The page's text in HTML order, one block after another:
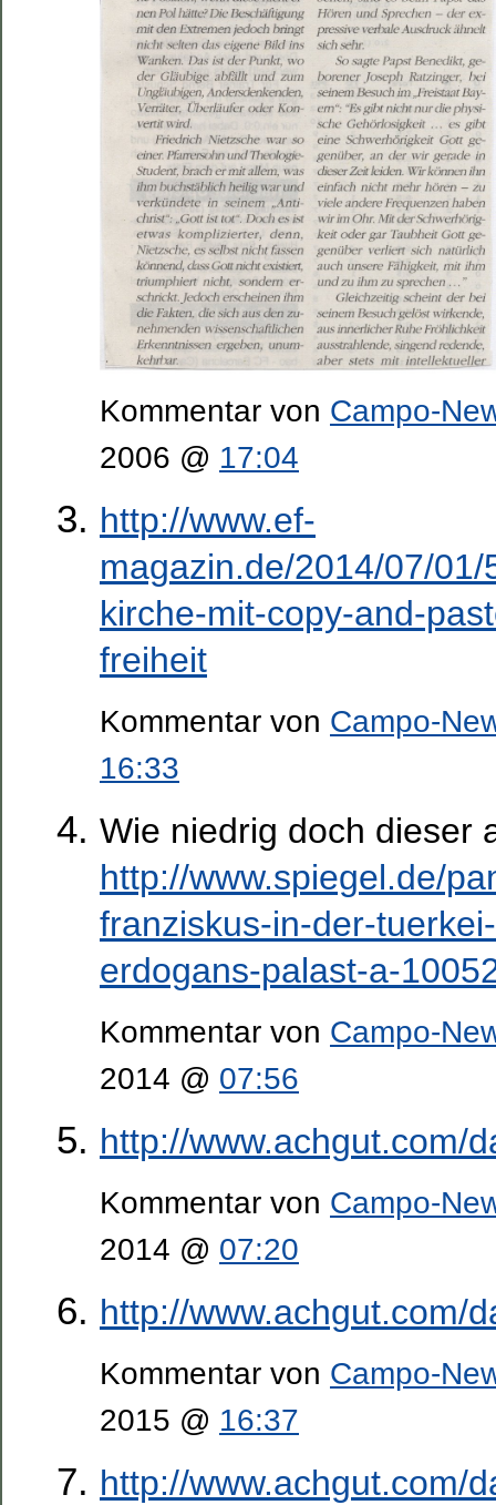
Kommentar von Campo-
2006 @ 17:04
http://www.ef-
magazin.de/2014/07/
kirche-mit-copy-and-
freiheit
Kommentar von Campo-
16:33
Wie niedrig doch dieser
http://www.spiegel.de/
franziskus-in-der-
erdogans-palast-a-
Kommentar von Campo-
2014 @ 07:56
http://www.achgut.com/
Kommentar von Campo-
2014 @ 07:20
http://www.achgut.com/
Kommentar von Campo-
2015 @ 16:37
http://www.achgut.com/